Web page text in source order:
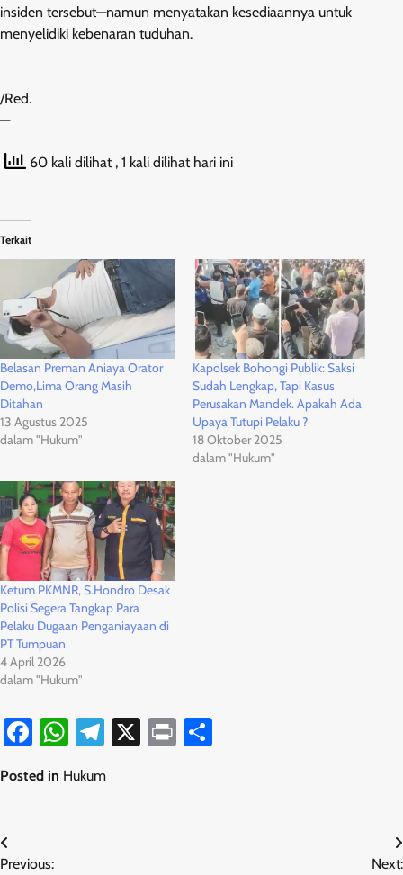
insiden tersebut—namun menyatakan kesediaannya untuk
menyelidiki kebenaran tuduhan.
/Red.
—
60 kali dilihat , 1 kali dilihat hari ini
Terkait
Belasan Preman Aniaya Orator
Demo,Lima Orang Masih
Ditahan
13 Agustus 2025
dalam "Hukum"
Kapolsek Bohongi Publik: Saksi
Sudah Lengkap, Tapi Kasus
Perusakan Mandek. Apakah Ada
Upaya Tutupi Pelaku ?
18 Oktober 2025
dalam "Hukum"
Ketum PKMNR, S.Hondro Desak
Polisi Segera Tangkap Para
Pelaku Dugaan Penganiayaan di
PT Tumpuan
4 April 2026
dalam "Hukum"
Facebook
WhatsApp
Telegram
X Print
Posted in Hukum
Navigasi
Previous: Next: